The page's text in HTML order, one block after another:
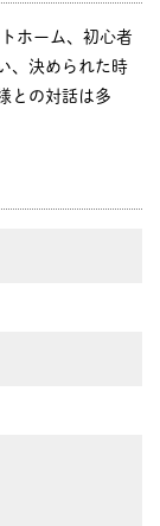
ホーム、初心者
、決められた時
との対話は多